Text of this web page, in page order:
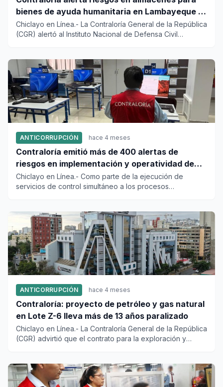
bienes de ayuda humanitaria en Lambayeque y
otras regiones
Chiclayo en Línea.- La Contraloría General de la República
(CGR) alertó al Instituto Nacional de Defensa Civil
ANTICORRUPCIÓN hace 4 meses
Contraloría emitió más de 400 alertas de
riesgos en implementación y operatividad de
Oficinas Descentralizadas de Procesos
Electorales
Chiclayo en Línea.- Como parte de la ejecución de
servicios de control simultáneo a los procesos
ANTICORRUPCIÓN hace 4 meses
Contraloría: proyecto de petróleo y gas natural
en Lote Z-6 lleva más de 13 años paralizado
Chiclayo en Línea.- La Contraloría General de la República
(CGR) advirtió que el contrato para la exploración y